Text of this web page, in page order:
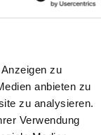
zu
anbieten zu
zu analysieren.
Verwendung
und
so weit:
Expertinnen
über